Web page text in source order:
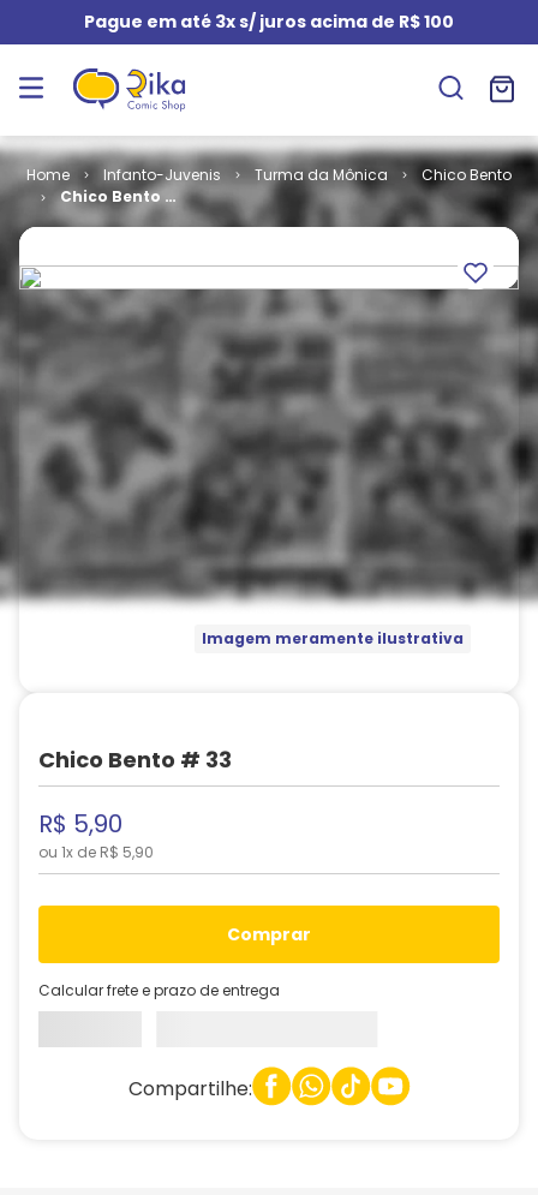
Pague em até 3x s/ juros acima de R$ 100
Infanto-Juvenis Turma da Mônica
Chico Bento
Chico Bento #
33
Imagem meramente ilustrativa
Chico Bento # 33
R$ 5,90
ou 1x de R$ 5,90
comprar
Calcular frete e prazo de entrega
Compartilhe: